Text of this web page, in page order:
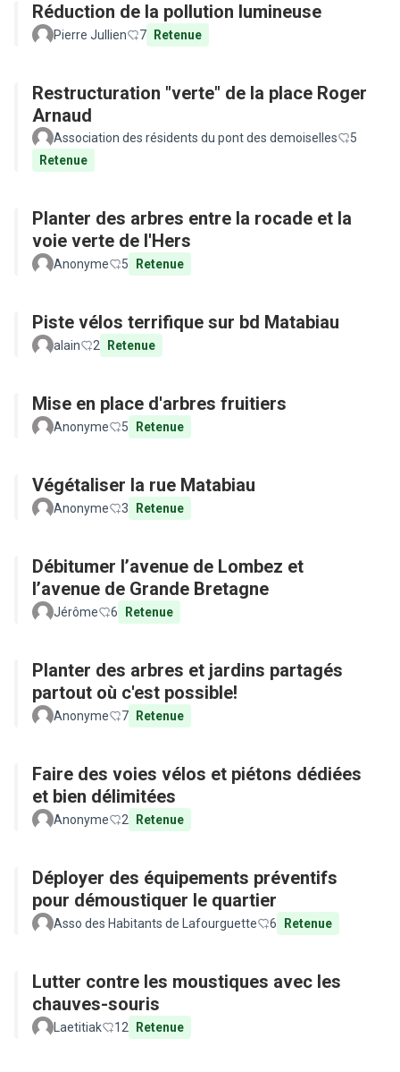
Réduction de la pollution lumineuse
Pierre Jullien 7 Retenue
Restructuration "verte" de la place Roger
Arnaud
Association des résidents du pont des demoiselles
5
Retenue
Planter des arbres entre la rocade et la
voie verte de l'Hers
Anonyme 5 Retenue
Piste vélos terrifique sur bd Matabiau
alain 2 Retenue
Mise en place d'arbres fruitiers
Anonyme 5 Retenue
Végétaliser la rue Matabiau
Anonyme 3 Retenue
Débitumer l’avenue de Lombez et
l’avenue de Grande Bretagne
Jérôme 6 Retenue
Planter des arbres et jardins partagés
partout où c'est possible!
Anonyme 7 Retenue
Faire des voies vélos et piétons dédiées
et bien délimitées
Anonyme 2 Retenue
Déployer des équipements préventifs
pour démoustiquer le quartier
Asso des Habitants de Lafourguette 6 Retenue
Lutter contre les moustiques avec les
chauves-souris
Laetitiak 12 Retenue